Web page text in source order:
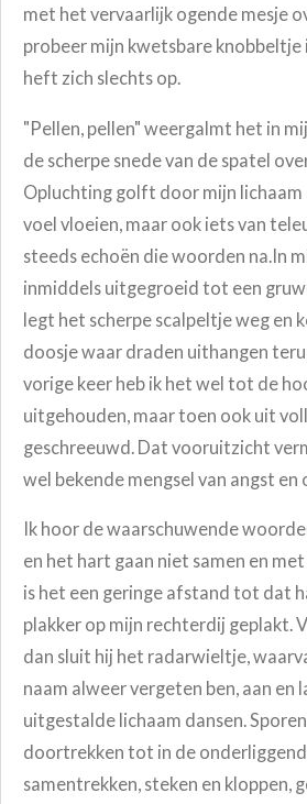
met het vervaarlijk ogende mesje
probeer mijn kwetsbare knobbeltje
heft zich slechts op.
"Pellen, pellen" weergalmt het in
de scherpe snede van de spatel
Opluchting golft door mijn lichaam
voel vloeien, maar ook iets van
steeds echoën die woorden na.In
inmiddels uitgegroeid tot een
legt het scherpe scalpeltje weg en
doosje waar draden uithangen
vorige keer heb ik het wel tot de
uitgehouden, maar toen ook uit
geschreeuwd. Dat vooruitzicht
wel bekende mengsel van angst en
Ik hoor de waarschuwende
en het hart gaan niet samen en
is het een geringe afstand tot dat
plakker op mijn rechterdij geplakt.
dan sluit hij het radarwieltje,
naam alweer vergeten ben, aan en
uitgestalde lichaam dansen.
doortrekken tot in de
samentrekken, steken en kloppen,